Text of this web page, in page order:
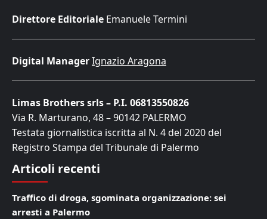
Direttore Editoriale Emanuele Termini
Digital ManagerIgnazio Aragona
Limas Brothers srls – P.I. 06813550826
Via R. Marturano, 48 – 90142 PALERMO
Testata giornalistica iscritta al N. 4 del 2020 del
Registro Stampa del Tribunale di Palermo
Articoli recenti
Traffico di droga, sgominata organizzazione: sei
arresti a Palermo